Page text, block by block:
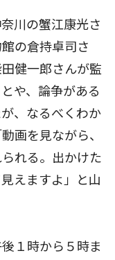
川の蟹江康光さ
の倉持卓司さ
健一郎さんが監
や、論争がある
、なるべくわか
画を見ながら、
れる。出かけた
えますよ」と山
１時から５時ま